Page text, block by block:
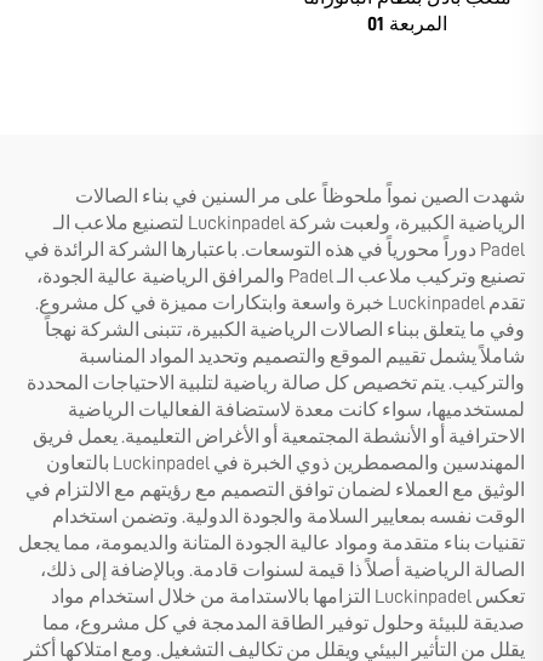
المربعة 01
شهدت الصين نمواً ملحوظاً على مر السنين في بناء الصالات
الرياضية الكبيرة، ولعبت شركة Luckinpadel لتصنيع ملاعب الـ
Padel دوراً محورياً في هذه التوسعات. باعتبارها الشركة الرائدة في
تصنيع وتركيب ملاعب الـ Padel والمرافق الرياضية عالية الجودة،
تقدم Luckinpadel خبرة واسعة وابتكارات مميزة في كل مشروع.
وفي ما يتعلق ببناء الصالات الرياضية الكبيرة، تتبنى الشركة نهجاً
شاملاً يشمل تقييم الموقع والتصميم وتحديد المواد المناسبة
والتركيب. يتم تخصيص كل صالة رياضية لتلبية الاحتياجات المحددة
لمستخدميها، سواء كانت معدة لاستضافة الفعاليات الرياضية
الاحترافية أو الأنشطة المجتمعية أو الأغراض التعليمية. يعمل فريق
المهندسين والمصمطرين ذوي الخبرة في Luckinpadel بالتعاون
الوثيق مع العملاء لضمان توافق التصميم مع رؤيتهم مع الالتزام في
الوقت نفسه بمعايير السلامة والجودة الدولية. وتضمن استخدام
تقنيات بناء متقدمة ومواد عالية الجودة المتانة والديمومة، مما يجعل
الصالة الرياضية أصلاً ذا قيمة لسنوات قادمة. وبالإضافة إلى ذلك،
تعكس Luckinpadel التزامها بالاستدامة من خلال استخدام مواد
صديقة للبيئة وحلول توفير الطاقة المدمجة في كل مشروع، مما
يقلل من التأثير البيئي ويقلل من تكاليف التشغيل. ومع امتلاكها أكثر